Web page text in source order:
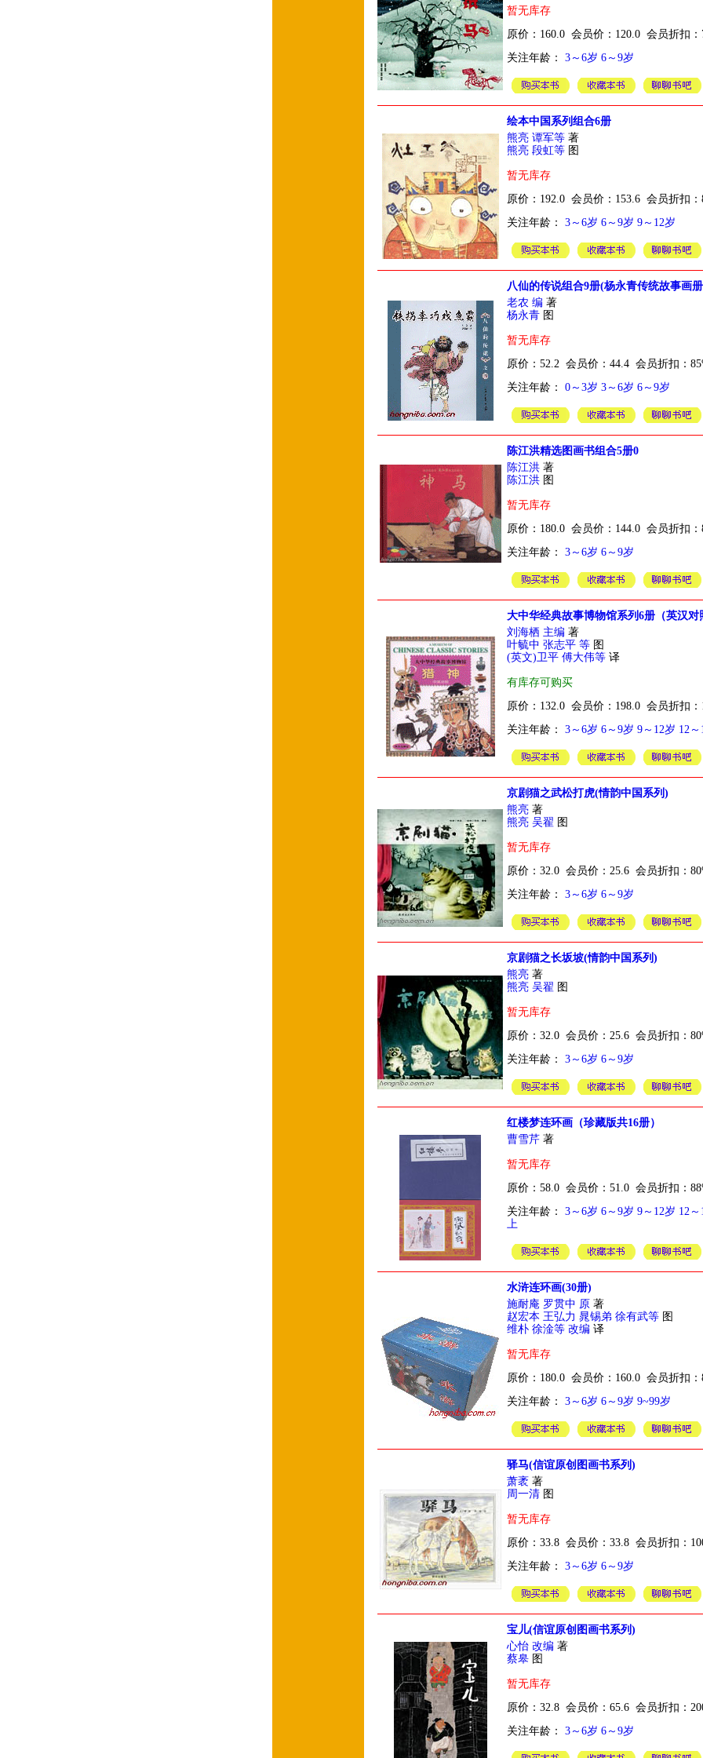
暂无库存
原价：160.0 会员价：120.0 会员折扣：
关注年龄： 3～6岁 6～9岁
绘本中国系列组合6册
熊亮 谭军等 著
熊亮 段虹等 图
暂无库存
原价：192.0 会员价：153.6 会员折扣：
关注年龄： 3～6岁 6～9岁 9～12岁
八仙的传说组合9册(杨永青传统故事画
老农 编 著
杨永青 图
暂无库存
原价：52.2 会员价：44.4 会员折扣：
关注年龄： 0～3岁 3～6岁 6～9岁
陈江洪精选图画书组合5册0
陈江洪 著
陈江洪 图
暂无库存
原价：180.0 会员价：144.0 会员折扣：
关注年龄： 3～6岁 6～9岁
大中华经典故事博物馆系列6册（英汉对
刘海栖 主编 著
叶毓中 张志平 等 图
(英文)卫平 傅大伟等 译
有库存可购买
原价：132.0 会员价：198.0 会员折扣：
关注年龄： 3～6岁 6～9岁 9～12岁 12～
京剧猫之武松打虎(情韵中国系列)
熊亮 著
熊亮 吴翟 图
暂无库存
原价：32.0 会员价：25.6 会员折扣：
关注年龄： 3～6岁 6～9岁
京剧猫之长坂坡(情韵中国系列)
熊亮 著
熊亮 吴翟 图
暂无库存
原价：32.0 会员价：25.6 会员折扣：
关注年龄： 3～6岁 6～9岁
红楼梦连环画（珍藏版共16册）
曹雪芹 著
暂无库存
原价：58.0 会员价：51.0 会员折扣：
关注年龄： 3～6岁 6～9岁 9～12岁 12～
上
水浒连环画(30册)
施耐庵 罗贯中 原 著
赵宏本 王弘力 晁锡弟 徐有武等 图
维朴 徐淦等 改编 译
暂无库存
原价：180.0 会员价：160.0 会员折扣：
关注年龄： 3～6岁 6～9岁 9~99岁
驿马(信谊原创图画书系列)
萧袤 著
周一清 图
暂无库存
原价：33.8 会员价：33.8 会员折扣：
关注年龄： 3～6岁 6～9岁
宝儿(信谊原创图画书系列)
心怡 改编 著
蔡皋 图
暂无库存
原价：32.8 会员价：65.6 会员折扣：
关注年龄： 3～6岁 6～9岁